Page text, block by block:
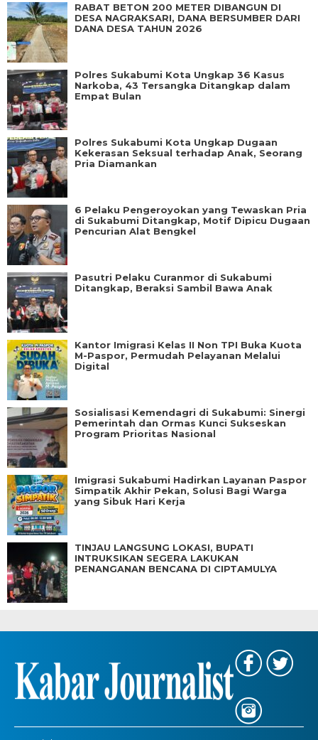
RABAT BETON 200 METER DIBANGUN DI
DESA NAGRAKSARI, DANA BERSUMBER DARI
DANA DESA TAHUN 2026
Polres Sukabumi Kota Ungkap 36 Kasus
Narkoba, 43 Tersangka Ditangkap dalam
Empat Bulan
Polres Sukabumi Kota Ungkap Dugaan
Kekerasan Seksual terhadap Anak, Seorang
Pria Diamankan
6 Pelaku Pengeroyokan yang Tewaskan Pria
di Sukabumi Ditangkap, Motif Dipicu Dugaan
Pencurian Alat Bengkel
Pasutri Pelaku Curanmor di Sukabumi
Ditangkap, Beraksi Sambil Bawa Anak
Kantor Imigrasi Kelas II Non TPI Buka Kuota
M-Paspor, Permudah Pelayanan Melalui
Digital
Sosialisasi Kemendagri di Sukabumi: Sinergi
Pemerintah dan Ormas Kunci Sukseskan
Program Prioritas Nasional
Imigrasi Sukabumi Hadirkan Layanan Paspor
Simpatik Akhir Pekan, Solusi Bagi Warga
yang Sibuk Hari Kerja
TINJAU LANGSUNG LOKASI, BUPATI
INTRUKSIKAN SEGERA LAKUKAN
PENANGANAN BENCANA DI CIPTAMULYA